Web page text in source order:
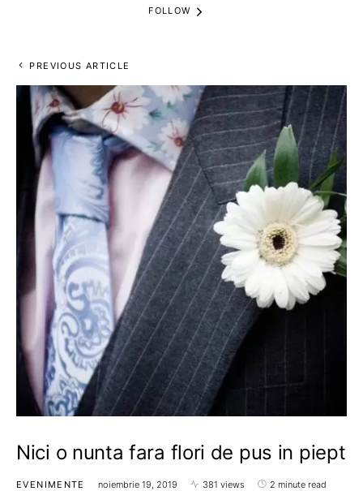
FOLLOW
PREVIOUS ARTICLE
Nici o nunta fara flori de pus in piept
EVENIMENTE noiembrie 19, 2019 381 views 2 minute read